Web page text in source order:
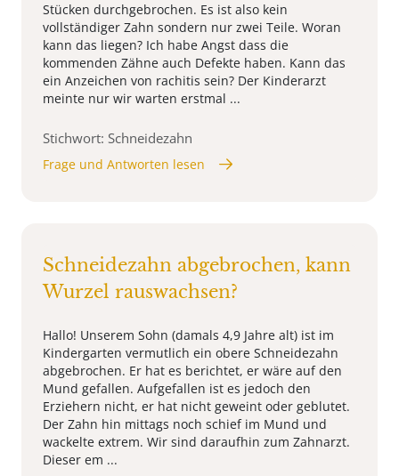
Stücken durchgebrochen. Es ist also kein
vollständiger Zahn sondern nur zwei Teile. Woran
kann das liegen? Ich habe Angst dass die
kommenden Zähne auch Defekte haben. Kann das
ein Anzeichen von rachitis sein? Der Kinderarzt
meinte nur wir warten erstmal ...
Stichwort: Schneidezahn
Frage und Antworten lesen
Schneidezahn abgebrochen, kann
Wurzel rauswachsen?
Hallo! Unserem Sohn (damals 4,9 Jahre alt) ist im
Kindergarten vermutlich ein obere Schneidezahn
abgebrochen. Er hat es berichtet, er wäre auf den
Mund gefallen. Aufgefallen ist es jedoch den
Erziehern nicht, er hat nicht geweint oder geblutet.
Der Zahn hin mittags noch schief im Mund und
wackelte extrem. Wir sind daraufhin zum Zahnarzt.
Dieser em ...